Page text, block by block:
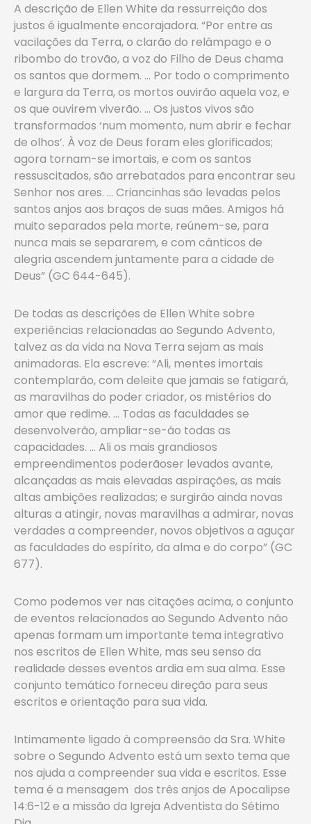
A descrição de Ellen White da ressurreição dos
justos é igualmente encorajadora. “Por entre as
vacilações da Terra, o clarão do relâmpago e o
ribombo do trovão, a voz do Filho de Deus chama
os santos que dormem. … Por todo o comprimento
e largura da Terra, os mortos ouvirão aquela voz, e
os que ouvirem viverão. … Os justos vivos são
transformados ‘num momento, num abrir e fechar
de olhos’. À voz de Deus foram eles glorificados;
agora tornam-se imortais, e com os santos
ressuscitados, são arrebatados para encontrar seu
Senhor nos ares. … Criancinhas são levadas pelos
santos anjos aos braços de suas mães. Amigos há
muito separados pela morte, reúnem-se, para
nunca mais se separarem, e com cânticos de
alegria ascendem juntamente para a cidade de
Deus” (GC 644-645).
De todas as descrições de Ellen White sobre
experiências relacionadas ao Segundo Advento,
talvez as da vida na Nova Terra sejam as mais
animadoras. Ela escreve: “Ali, mentes imortais
contemplarão, com deleite que jamais se fatigará,
as maravilhas do poder criador, os mistérios do
amor que redime. … Todas as faculdades se
desenvolverão, ampliar-se-ão todas as
capacidades. … Ali os mais grandiosos
empreendimentos poderãoser levados avante,
alcançadas as mais elevadas aspirações, as mais
altas ambições realizadas; e surgirão ainda novas
alturas a atingir, novas maravilhas a admirar, novas
verdades a compreender, novos objetivos a aguçar
as faculdades do espírito, da alma e do corpo” (GC
677).
Como podemos ver nas citações acima, o conjunto
de eventos relacionados ao Segundo Advento não
apenas formam um importante tema integrativo
nos escritos de Ellen White, mas seu senso da
realidade desses eventos ardia em sua alma. Esse
conjunto temático forneceu direção para seus
escritos e orientação para sua vida.
Intimamente ligado à compreensão da Sra. White
sobre o Segundo Advento está um sexto tema que
nos ajuda a compreender sua vida e escritos. Esse
tema é a mensagem dos três anjos de Apocalipse
14:6-12 e a missão da Igreja Adventista do Sétimo